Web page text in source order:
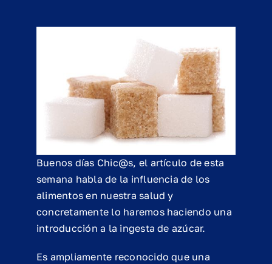
Buenos días Chic@s, el artículo de esta
semana habla de la influencia de los
alimentos en nuestra salud y
concretamente lo haremos haciendo una
introducción a la ingesta de azúcar.
Es ampliamente reconocido que una